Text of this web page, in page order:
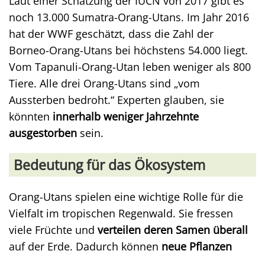
noch 13.000 Sumatra-Orang-Utans. Im Jahr 2016
hat der WWF geschätzt, dass die Zahl der
Borneo-Orang-Utans bei höchstens 54.000 liegt.
Vom Tapanuli-Orang-Utan leben weniger als 800
Tiere. Alle drei Orang-Utans sind „vom
Aussterben bedroht.“ Experten glauben, sie
könnten innerhalb weniger Jahrzehnte
ausgestorben sein.
Bedeutung für das Ökosystem
Orang-Utans spielen eine wichtige Rolle für die
Vielfalt im tropischen Regenwald. Sie fressen
viele Früchte und verteilen deren Samen überall
auf der Erde. Dadurch können neue Pflanzen